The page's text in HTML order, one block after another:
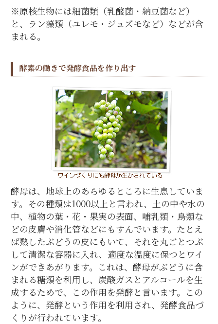
※原核生物には細菌類（乳酸菌・納豆菌など）
と、ラン藻類（ユレモ・ジュズモなど）などが含
まれる。
酵素の働きで発酵食品を作り出す
酵母は、地球上のあらゆるところに生息していま
す。その種類は1000以上と言われ、土の中や水の
中、植物の葉・花・果実の表面、哺乳類・鳥類な
どの皮膚や消化管などにもすんでいます。たとえ
ば熟したぶどうの皮にもいて、それを丸ごとつぶ
して清潔な容器に入れ、適度な温度に保つとワイ
ンができあがります。これは、酵母がぶどうに含
まれる糖類を利用し、炭酸ガスとアルコールを生
成するためで、この作用を発酵と言います。この
ように、発酵という作用を利用され、発酵食品づ
くりが行われています。